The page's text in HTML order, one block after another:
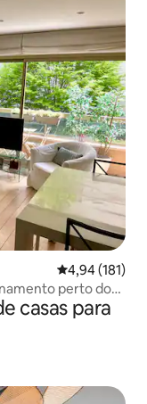
4,94 de uma
4,94 (181)
perto dos
casas para